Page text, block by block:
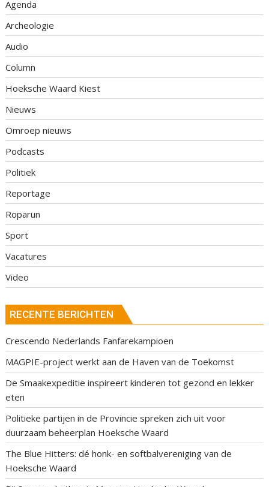
Agenda
Archeologie
Audio
Column
Hoeksche Waard Kiest
Nieuws
Omroep nieuws
Podcasts
Politiek
Reportage
Roparun
Sport
Vacatures
Video
RECENTE BERICHTEN
Crescendo Nederlands Fanfarekampioen
MAGPIE-project werkt aan de Haven van de Toekomst
De Smaakexpeditie inspireert kinderen tot gezond en lekker
eten
Politieke partijen in de Provincie spreken zich uit voor
duurzaam beheerplan Hoeksche Waard
The Blue Hitters: dé honk- en softbalvereniging van de
Hoeksche Waard